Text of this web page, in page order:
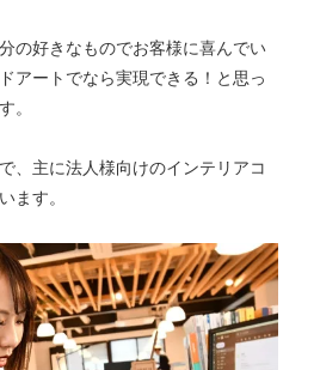
の好きなものでお客様に喜んでい
アートでなら実現できる！と思っ
。
、主に法人様向けのインテリアコ
ます。